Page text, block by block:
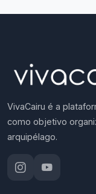
VivaCairu é a
como objetivo
arquipélago.